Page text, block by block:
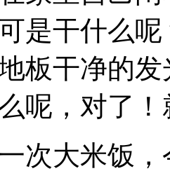
是干什么
板干净的
呢，对了
次大米饭